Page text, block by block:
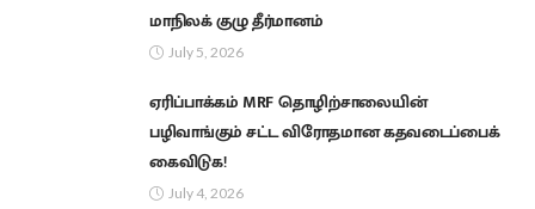
மாநிலக் குழு தீர்மானம்
July 5, 2026
ஏரிப்பாக்கம் MRF தொழிற்சாலையின்
பழிவாங்கும் சட்ட விரோதமான கதவடைப்பைக்
கைவிடுக!
July 4, 2026